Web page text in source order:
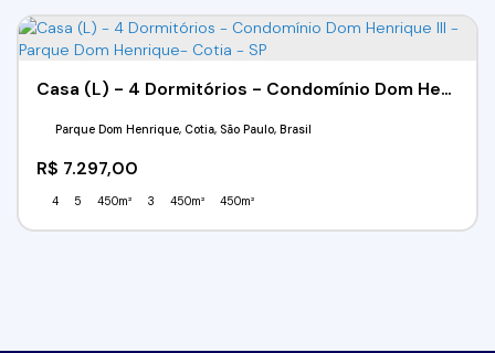
Casa (L) - 4 Dormitórios - Condomínio Dom Henrique III - Parque Dom Henrique- Cotia - SP
R$ 7.297,00
Parque Dom Henrique, Cotia, São Paulo, Brasil
4 5 450m² 3 450m² 450m²